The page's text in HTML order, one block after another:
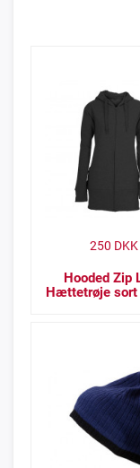
Hooded Zip
Hættetrøje sort
250 DKK